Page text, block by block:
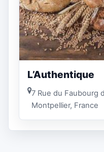
L’Authentique
7 Rue du Faubourg
Montpellier, France